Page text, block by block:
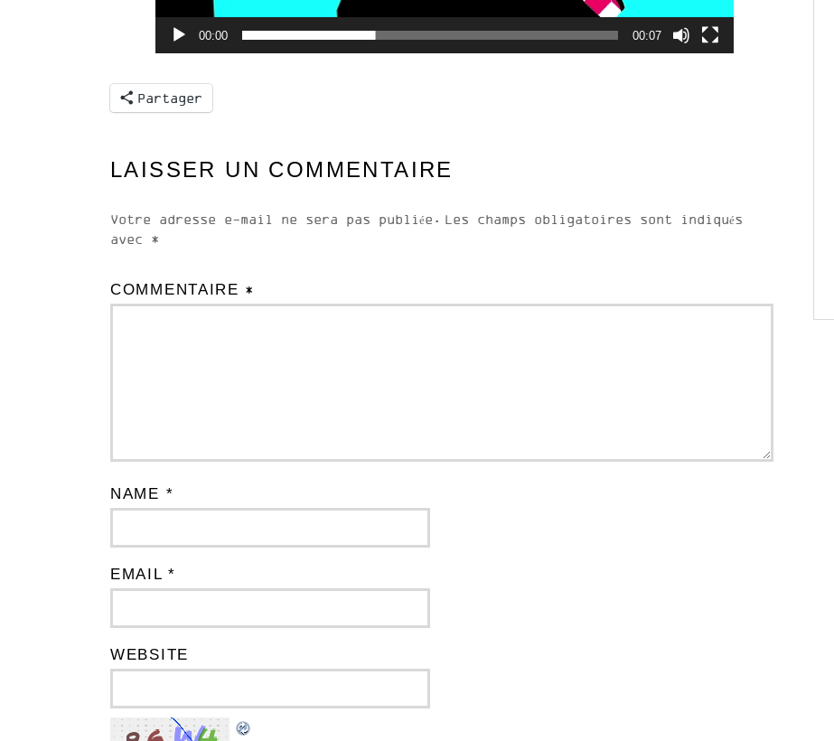
00:00 00:07
Partager
LAISSER UN COMMENTAIRE
Votre adresse e-mail ne sera pas publiée. Les champs obligatoires sont indiqués
avec *
COMMENTAIRE *
NAME *
EMAIL *
WEBSITE